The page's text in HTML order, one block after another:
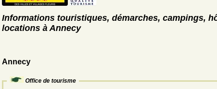
Informations touristiques, démarches, campings,
locations à Annecy
Annecy
Office de tourisme